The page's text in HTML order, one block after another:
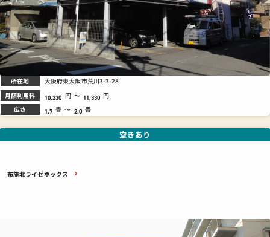
所在地 大阪府東大阪市荒川3-3-28
月額利用料 10,230 円 ～ 11,330 円
広さ 1.7 畳 ～ 2.0 畳
布施北ライゼボックス
空きあり